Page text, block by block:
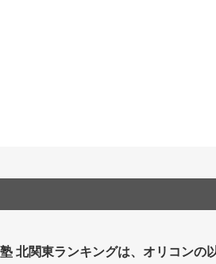
北関東ランキングは、オリコンの